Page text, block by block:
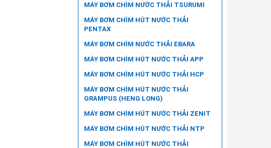
MÁY BƠM CHÌM NƯỚC THẢI TSURUMI
MÁY BƠM CHÌM HÚT NƯỚC THẢI
PENTAX
MÁY BƠM CHÌM NƯỚC THẢI EBARA
MÁY BƠM CHÌM HÚT NƯỚC THẢI APP
MÁY BƠM CHÌM HÚT NƯỚC THẢI HCP
MÁY BƠM CHÌM HÚT NƯỚC THẢI
GRAMPUS (HENG LONG)
MÁY BƠM CHÌM HÚT NƯỚC THẢI ZENIT
MÁY BƠM CHÌM HÚT NƯỚC THẢI NTP
MÁY BƠM CHÌM HÚT NƯỚC THẢI